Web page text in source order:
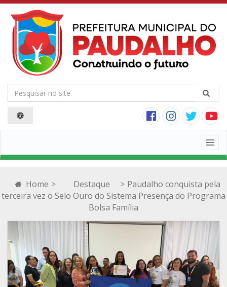
Home > Destaque > Paudalho conquista pela
terceira vez o Selo Ouro do Sistema Presença do Programa
Bolsa Família